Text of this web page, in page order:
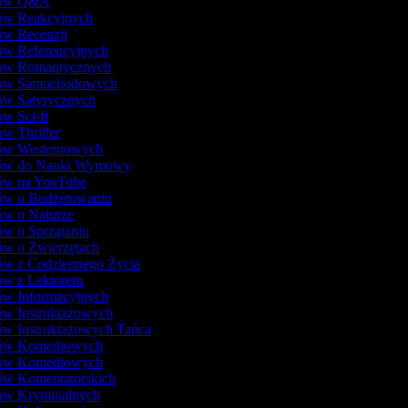
Reakcyjnych
Recenzji
Referencyjnych
Romantycznych
Samochodowych
Satyrycznych
Sci-fi
Thriller
Westernowych
do Nauki Wymowy
na YouTube
o Budżetowaniu
o Naturze
o Sprzątaniu
o Zwierzętach
z Codziennego Życia
z Lektorem
Informacyjnych
Instruktażowych
Instruktażowych Tańca
Komediowych
Komediowych
Komentatorskich
Kryminalnych